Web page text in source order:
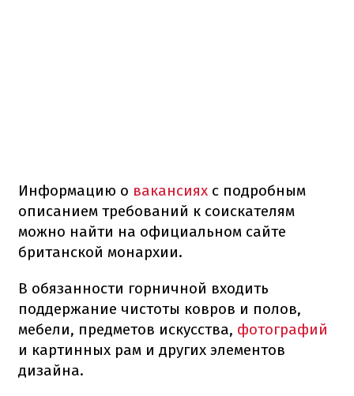
Информацию о вакансиях с подробным
описанием требований к соискателям
можно найти на официальном сайте
британской монархии.
В обязанности горничной входить
поддержание чистоты ковров и полов,
мебели, предметов искусства, фотографий
и картинных рам и других элементов
дизайна.